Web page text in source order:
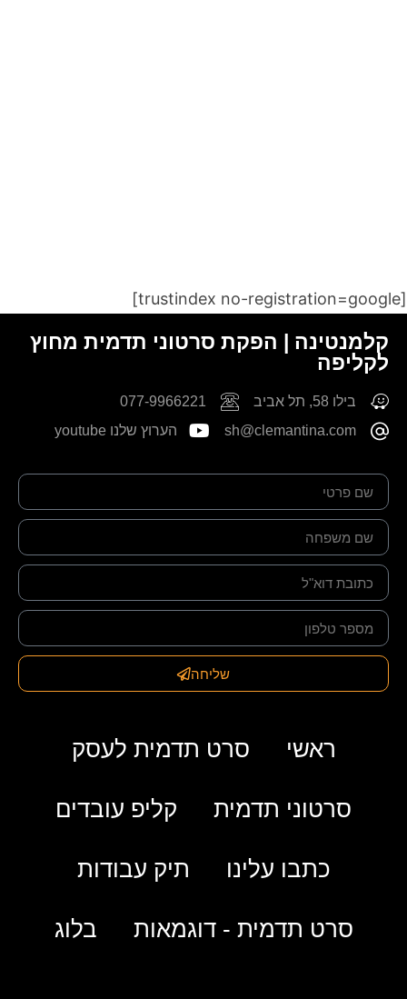
[trustindex no-registration=google]
קלמנטינה | הפקת סרטוני תדמית מחוץ
לקליפה
בילו 58, תל אביב
077-9966221
sh@clemantina.com
הערוץ שלנו youtube
שליחה
ראשי סרט תדמית לעסק
סרטוני תדמית קליפ עובדים
כתבו עלינו תיק עבודות
סרט תדמית - דוגמאות בלוג